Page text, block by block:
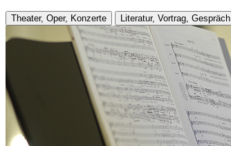
Theater, Oper, Konzerte Literatur, Vortrag, Gespräch